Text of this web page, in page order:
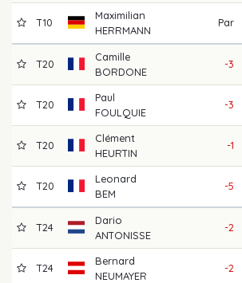
T10
Maximilian
HERRMANN
Par
T20
Camille
BORDONE
-3
T20
Paul
FOULQUIE
-3
T20
Clément
HEURTIN
-1
T20
Leonard
BEM
-5
T24
Dario
ANTONISSE
-2
T24
Bernard
NEUMAYER
-2